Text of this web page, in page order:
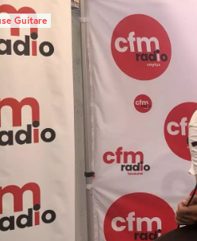
Guitare